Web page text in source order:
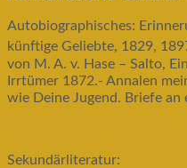
Autobiographisches:
künftige Geliebte, 1829,
von M. A. v. Hase – Salto,
Irrtümer 1872.- Annalen
wie Deine Jugend. Briefe an
Sekundärliteratur: